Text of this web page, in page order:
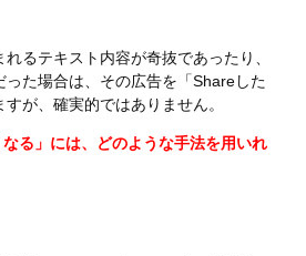
るテキスト内容が奇抜であったり、
った場合は、その広告を「Shareした
が、確実的ではありません。
る」には、どのような手法を用いれ